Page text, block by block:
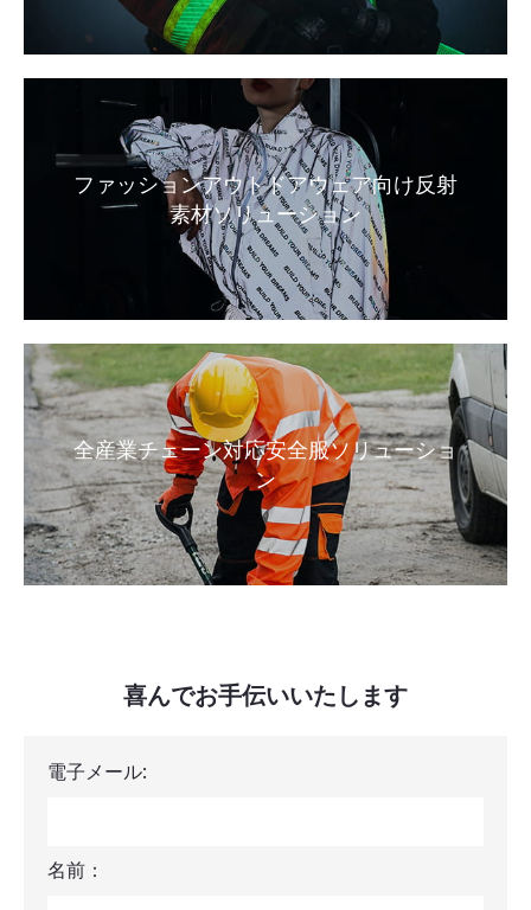
ファッションアウトドアウェア向け反射
素材ソリューション
全産業チェーン対応安全服ソリューショ
ン
喜んでお手伝いいたします
電子メール:
名前：